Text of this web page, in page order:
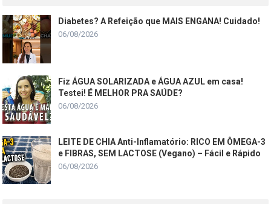
Diabetes? A Refeição que MAIS ENGANA! Cuidado!
06/08/2026
Fiz ÁGUA SOLARIZADA e ÁGUA AZUL em casa!
Testei! É MELHOR PRA SAÚDE?
06/08/2026
LEITE DE CHIA Anti-Inflamatório: RICO EM ÔMEGA-3
e FIBRAS, SEM LACTOSE (Vegano) – Fácil e Rápido
06/08/2026